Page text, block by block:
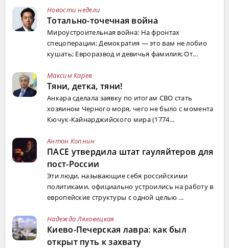
Новости недели
Тотально-точечная война
Мироустроительная война: На фронтах
спецоперации; Демократия — это вам не лобио
кушать; Евроразвод и девичья фамилия; От...
Максим Карев
Тяни, детка, тяни!
Анкара сделала заявку по итогам СВО стать
хозяином Черного моря, чего не было с момента
Кючук-Кайнарджийского мира (1774...
Антон Копнин
ПАСЕ утвердила штат гауляйтеров для
пост-России
Эти люди, называющие себя российскими
политиками, официально устроились на работу в
европейские структуры с одной целью ...
Надежда Ляховецкая
Киево-Печерская лавра: как был
открыт путь к захвату